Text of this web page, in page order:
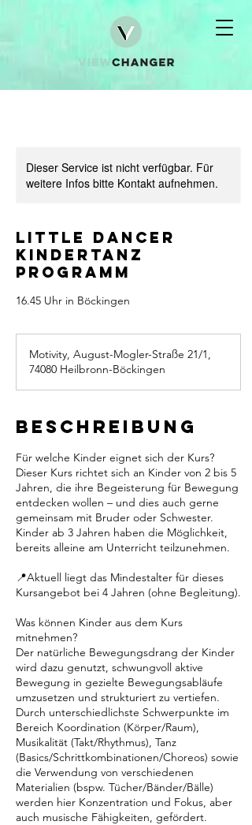
Dieser Service ist nicht verfügbar. Für
weitere Infos bitte Kontakt aufnehmen.
LITTLE DANCER
Kindertanz
Programm
16.45 Uhr in Böckingen
Motivity, August-Mogler-Straße 21/1,
74080 Heilbronn-Böckingen
Beschreibung
Für welche Kinder eignet sich der Kurs?
Dieser Kurs richtet sich an Kinder von 2 bis 5
Jahren, die ihre Begeisterung für Bewegung
entdecken wollen – und dies auch gerne
gemeinsam mit Bruder oder Schwester.
Kinder ab 3 Jahren haben die Möglichkeit,
bereits alleine am Unterricht teilzunehmen.
📍Aktuell liegt das Mindestalter für dieses
Kursangebot bei 4 Jahren (ohne Begleitung).
Was können Kinder aus dem Kurs
mitnehmen?
Der natürliche Bewegungsdrang der Kinder
wird dazu genutzt, schwungvoll aktive
Bewegung in gezielte Bewegungsabläufe
umzusetzen und strukturiert zu vertiefen.
Durch unterschiedlichste Schwerpunkte im
Bereich Koordination (Körper/Raum),
Musikalität (Takt/Rhythmus), Tanz
(Basics/Schrittkombinationen/Choreos) sowie
die Verwendung von verschiedenen
Materialien (bspw. Tücher/Bänder/Bälle)
werden hier Konzentration und Fokus, aber
auch musische Fähigkeiten, gefördert.